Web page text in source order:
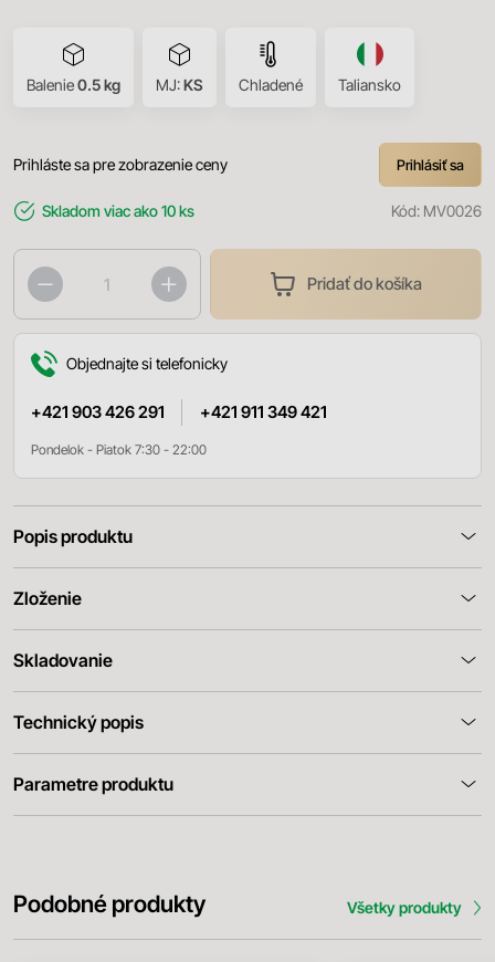
Balenie0.5 kg MJ:KS Chladené Taliansko
Prihláste sa pre zobrazenie ceny Prihlásiť sa
Skladom viac ako 10 ks Kód: MV0026
Pridať do košíka
Objednajte si telefonicky
+421 903 426 291 +421 911 349 421
Pondelok - Piatok 7:30 - 22:00
Popis produktu
Zloženie
Skladovanie
Technický popis
Parametre produktu
Podobné produkty Všetky produkty